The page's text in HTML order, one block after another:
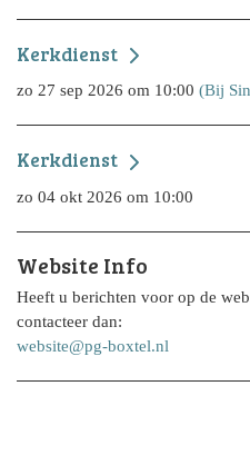
Kerkdienst
zo 27 sep 2026 om 10:00 (Bij
Kerkdienst
zo 04 okt 2026 om 10:00
Website Info
Heeft u berichten voor op de
contacteer dan:
website@pg-boxtel.nl